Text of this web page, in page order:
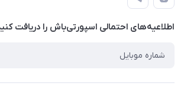
مشاهده لیست تیکت‌ها
لیست کد رهگیری پستی
شرایط بازگردانی کالا
اطلاعیه‌های احتمالی اسپورتی‌باش را دریافت